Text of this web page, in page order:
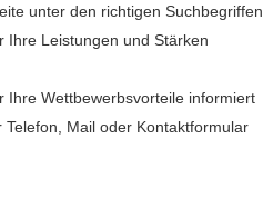
unter den richtigen Suchbegriffen
Ihre Leistungen und Stärken
Ihre Wettbewerbsvorteile informiert
Mail oder Kontaktformular